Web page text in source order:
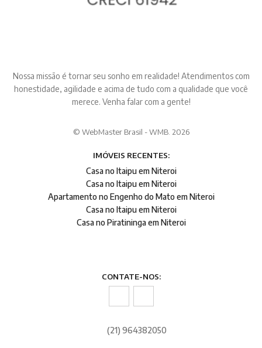
Nossa missão é tornar seu sonho em realidade! Atendimentos com
honestidade, agilidade e acima de tudo com a qualidade que você
merece. Venha falar com a gente!
© WebMaster Brasil - WMB. 2026
IMÓVEIS RECENTES:
Casa no Itaipu em Niteroi
Casa no Itaipu em Niteroi
Apartamento no Engenho do Mato em Niteroi
Casa no Itaipu em Niteroi
Casa no Piratininga em Niteroi
CONTATE-NOS:
(21) 964382050